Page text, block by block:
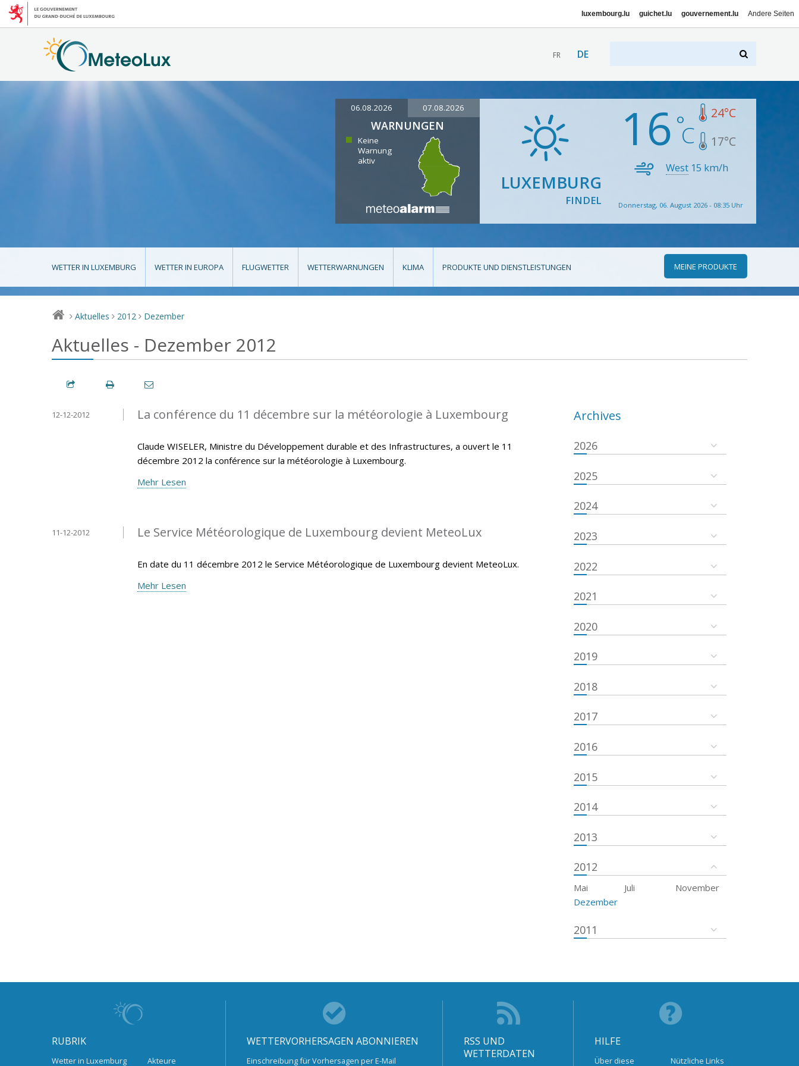
luxembourg.lu guichet.lu gouvernement.lu Andere Seiten
FR DE
06.08.2026 07.08.2026
WARNUNGEN
Keine
Warnung
aktiv
LUXEMBURG
FINDEL
16 24°C
17°C
West 15 km/h
Donnerstag, 06. August 2026 - 08:35 Uhr
WETTER IN LUXEMBURG WETTER IN EUROPA FLUGWETTER WETTERWARNUNGEN KLIMA PRODUKTE UND DIENSTLEISTUNGEN MEINE PRODUKTE
> Aktuelles > 2012 > Dezember
Aktuelles - Dezember 2012
La conférence du 11 décembre sur la météorologie à Luxembourg
12-12-2012
Claude WISELER, Ministre du Développement durable et des Infrastructures, a ouvert le 11
décembre 2012 la conférence sur la météorologie à Luxembourg.
Mehr Lesen
Le Service Météorologique de Luxembourg devient MeteoLux
11-12-2012
En date du 11 décembre 2012 le Service Météorologique de Luxembourg devient MeteoLux.
Mehr Lesen
Archives
2026
2025
2024
2023
2022
2021
2020
2019
2018
2017
2016
2015
2014
2013
2012
Mai Juli
November
Dezember
2011
RUBRIK
Wetter in Luxemburg Akteure
WETTERVORHERSAGEN ABONNIEREN
Einschreibung für Vorhersagen per E-Mail
RSS UND
WETTERDATEN
HILFE
Über diese Nützliche Links